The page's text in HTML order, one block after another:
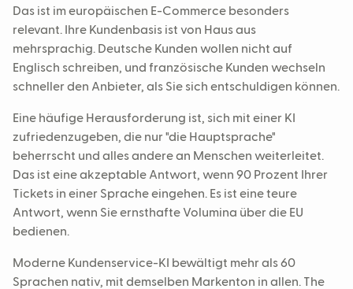
Das ist im europäischen E-Commerce besonders
relevant. Ihre Kundenbasis ist von Haus aus
mehrsprachig. Deutsche Kunden wollen nicht auf
Englisch schreiben, und französische Kunden wechseln
schneller den Anbieter, als Sie sich entschuldigen können.
Eine häufige Herausforderung ist, sich mit einer KI
zufriedenzugeben, die nur "die Hauptsprache"
beherrscht und alles andere an Menschen weiterleitet.
Das ist eine akzeptable Antwort, wenn 90 Prozent Ihrer
Tickets in einer Sprache eingehen. Es ist eine teure
Antwort, wenn Sie ernsthafte Volumina über die EU
bedienen.
Moderne Kundenservice-KI bewältigt mehr als 60
Sprachen nativ, mit demselben Markenton in allen. The